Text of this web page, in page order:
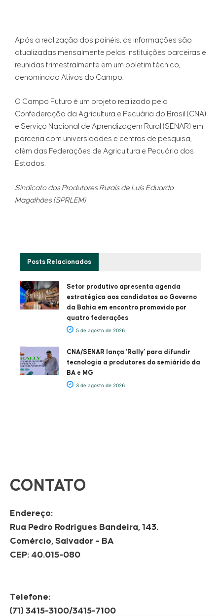
Após a realização dos painéis, as informações são
atualizadas mensalmente pelas instituições parceiras e
reunidas trimestralmente em um boletim técnico,
denominado Ativos do Campo.
O Campo Futuro é um projeto realizado pela
Confederação da Agricultura e Pecuária do Brasil (CNA)
e Serviço Nacional de Aprendizagem Rural (SENAR) em
parceria com universidades e centros de pesquisa,
além das Federações de Agricultura e Pecuária dos
Estados.
Sindicato dos Produtores Rurais de Luís Eduardo
Magalhães (SPRLEM)
Posts Relacionados
Setor produtivo apresenta agenda
estratégica aos candidatos ao Governo
da Bahia em encontro promovido por
quatro federações
5 de agosto de 2026
CNA/SENAR lança ‘Rally’ para difundir
tecnologia a produtores do semiárido da
BA e MG
3 de agosto de 2026
CONTATO
Endereço:
Rua Pedro Rodrigues Bandeira, 143.
Comércio, Salvador – BA
CEP: 40.015-080
Telefone:
(71) 3415-3100/3415-7100